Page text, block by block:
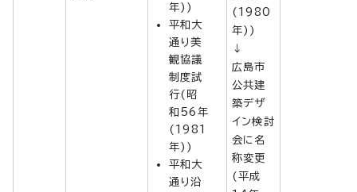
年))
平和大
通り美
観協議
制度試
行(昭
和56年
(1981
年))
平和大
通り沿
(1980
年))
↓
広島市
公共建
築デザ
イン検討
会に名
称変更
(平成